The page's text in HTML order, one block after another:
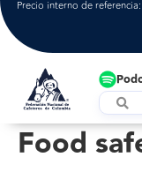
Precio interno de
Food